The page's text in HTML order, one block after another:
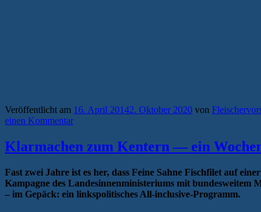
Veröffentlicht am 16. April 20142. Oktober 2020 von
einen Kommentar
Klarmachen zum Kentern — ein
Fast zwei Jahre ist es her, dass Feine Sahne Fischfilet auf
Kampagne des Landesinnenministeriums mit
– im Gepäck: ein linkspolitisches All-inclusive-Programm.